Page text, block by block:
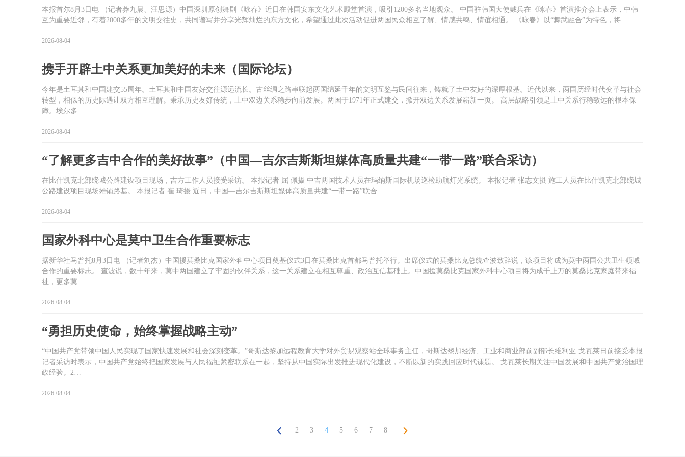
本报首尔8月3日电 （记者莽九晨、汪思源）中国深圳原创舞剧《咏春》近日在韩国安东文化艺术殿堂首演，吸引1200多名当地观众。 中国驻韩国大使戴兵在《咏春》首演推介会上表示，中韩
互为重要近邻，有着2000多年的文明交往史，共同谱写并分享光辉灿烂的东方文化，希望通过此次活动促进两国民众相互了解、情感共鸣、情谊相通。 《咏春》以“舞武融合”为特色，将…
2026-08-04
携手开辟土中关系更加美好的未来（国际论坛）
今年是土耳其和中国建交55周年。土耳其和中国友好交往源远流长。古丝绸之路串联起两国绵延千年的文明互鉴与民间往来，铸就了土中友好的深厚根基。近代以来，两国历经时代变革与社会
转型，相似的历史际遇让双方相互理解。秉承历史友好传统，土中双边关系稳步向前发展。两国于1971年正式建交，掀开双边关系发展崭新一页。 高层战略引领是土中关系行稳致远的根本保
障。埃尔多…
2026-08-04
“了解更多吉中合作的美好故事”（中国—吉尔吉斯斯坦媒体高质量共建“一带一路”联合采访）
在比什凯克北部绕城公路建设项目现场，吉方工作人员接受采访。 本报记者 屈 佩摄 中吉两国技术人员在玛纳斯国际机场巡检助航灯光系统。 本报记者 张志文摄 施工人员在比什凯克北部绕城
公路建设项目现场摊铺路基。 本报记者 崔 琦摄 近日，中国—吉尔吉斯斯坦媒体高质量共建“一带一路”联合…
2026-08-04
国家外科中心是莫中卫生合作重要标志
据新华社马普托8月3日电 （记者刘杰）中国援莫桑比克国家外科中心项目奠基仪式3日在莫桑比克首都马普托举行。出席仪式的莫桑比克总统查波致辞说，该项目将成为莫中两国公共卫生领域
合作的重要标志。 查波说，数十年来，莫中两国建立了牢固的伙伴关系，这一关系建立在相互尊重、政治互信基础上。中国援莫桑比克国家外科中心项目将为成千上万的莫桑比克家庭带来福
祉，更多莫…
2026-08-04
“勇担历史使命，始终掌握战略主动”
“中国共产党带领中国人民实现了国家快速发展和社会深刻变革。”哥斯达黎加远程教育大学对外贸易观察站全球事务主任，哥斯达黎加经济、工业和商业部前副部长维利亚·戈瓦莱日前接受本报
记者采访时表示，中国共产党始终把国家发展与人民福祉紧密联系在一起，坚持从中国实际出发推进现代化建设，不断以新的实践回应时代课题。 戈瓦莱长期关注中国发展和中国共产党治国理
政经验。2…
2026-08-04
2 3 4 5 6 7 8